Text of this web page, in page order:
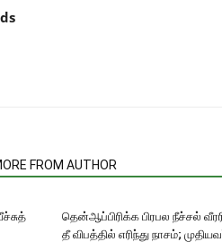
FROM AUTHOR
தென்ஆப்பிரிக்க பிரபல நீச்சல்
தீ விபத்தில் எரிந்து நாசம்;